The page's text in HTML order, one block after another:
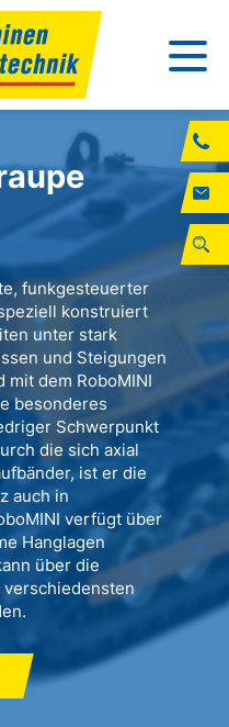
funkgesteuerter
konstruiert
unter stark
und Steigungen
mit dem RoboMINI
besonderes
Schwerpunkt
die sich axial
ist er die
auch in
verfügt über
Hanglagen
über die